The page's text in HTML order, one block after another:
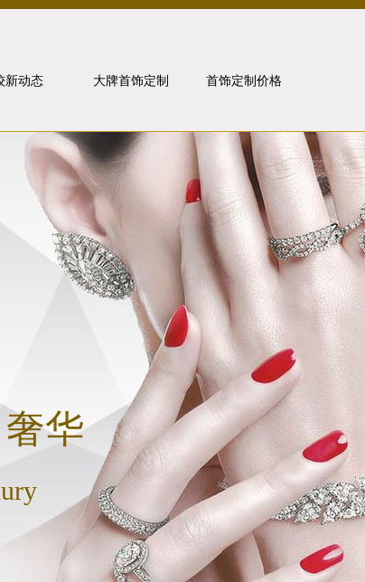
新动态
金价走势
大牌首饰定制
宝格丽
梵克雅宝
首饰定制价格
华